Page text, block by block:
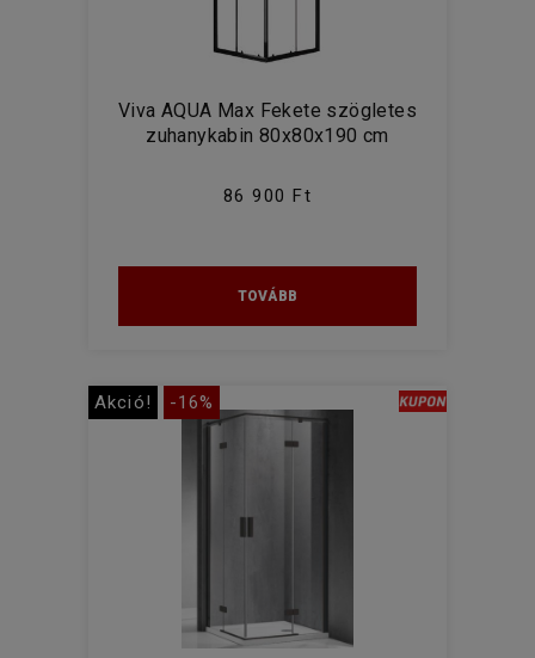
Viva AQUA Max Fekete szögletes
zuhanykabin 80x80x190 cm
86 900 Ft
TOVÁBB
Akció! -16%